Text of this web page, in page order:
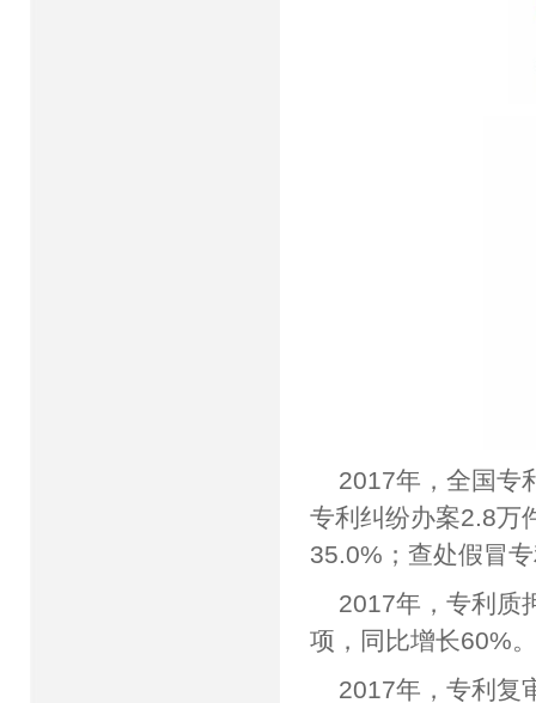
2017年，全国专
专利纠纷办案2.8万
35.0%；查处假冒
2017年，专利质
项，同比增长60%
2017年，专利复